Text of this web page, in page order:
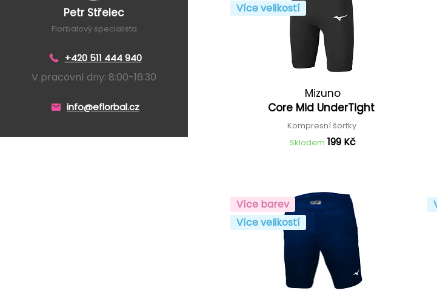
Petr Střelec
Florbalový specialista
+420 511 444 940
V pracovní dny: 8:00-16:30
info@eflorbal.cz
Více velikostí
Mizuno
Core Mid UnderTight
Kompresní šortky
Skladem 199 Kč
Více barev
Více velikostí